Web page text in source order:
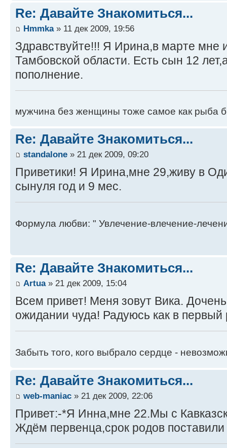
Re: Давайте Знакомиться...
Hmmka» 11 дек 2009, 19:56
Здравствуйте!!! Я Ирина,в марте мне
Тамбовской области. Есть сын 12
пополнение.
мужчина без женщины тоже самое как рыба
Re: Давайте Знакомиться...
standalone » 21 дек 2009, 09:20
Приветики! Я Ирина,мне 29,живу в
сынуля год и 9 мес.
Формула любви: " Увлечение-влечение-
Re: Давайте Знакомиться...
Artua» 21 дек 2009, 15:04
Всем привет! Меня зовут Вика.
ожидании чуда! Радуюсь как в первый
Забыть того, кого выбрало сердце -
Re: Давайте Знакомиться...
web-maniac » 21 дек 2009, 22:06
Привет:-*Я Инна,мне 22.Мы с
Ждём первенца,срок родов